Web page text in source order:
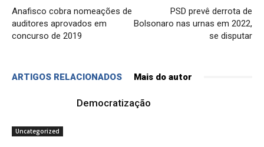
Anafisco cobra nomeações de
auditores aprovados em
concurso de 2019
PSD prevê derrota de
Bolsonaro nas urnas em 2022,
se disputar
ARTIGOS RELACIONADOS Mais do autor
Uncategorized
Democratização